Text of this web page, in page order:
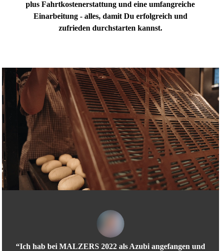
plus Fahrtkostenerstattung und eine umfangreiche
Einarbeitung - alles, damit Du erfolgreich und
zufrieden durchstarten kannst.
“Ich hab bei MALZERS 2022 als Azubi angefangen und